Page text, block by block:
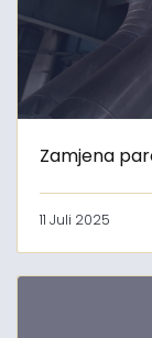
Zamjena
11 Juli 2025